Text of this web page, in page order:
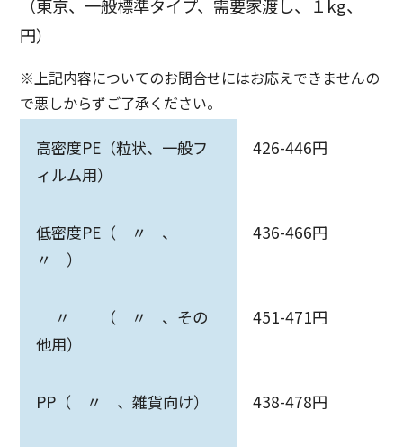
（東京、一般標準タイプ、需要家渡し、１kg、
円）
※上記内容についてのお問合せにはお応えできませんの
で悪しからずご了承ください。
高密度PE（粒状、一般フ
ィルム用）
426-446円
低密度PE（ 〃 、
〃 ）
436-466円
〃 （ 〃 、その
他用）
451-471円
PP（ 〃 、雑貨向け） 438-478円